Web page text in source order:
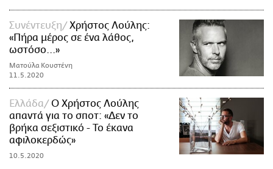
Συνέντευξη
Χρήστος Λούλης:
«Πήρα μέρος σε ένα λάθος,
ωστόσο...»
Ματούλα Κουστένη
11.5.2020
Ελλάδα
Ο Χρήστος Λούλης
απαντά για το σποτ: «Δεν το
βρήκα σεξιστικό - Το έκανα
αφιλοκερδώς»
10.5.2020